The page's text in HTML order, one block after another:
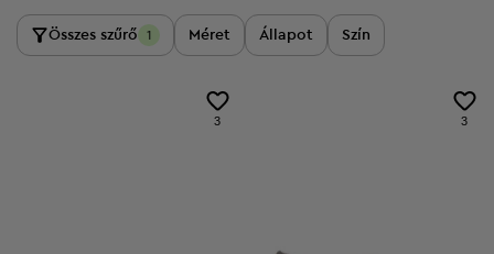
Összes szűrő 1 Méret Állapot Szín
3 3